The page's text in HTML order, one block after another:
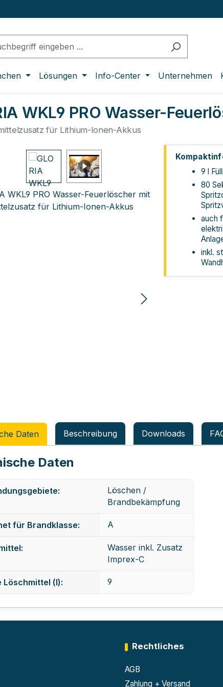
Lösungen Info-Center Unternehmen
WKL9 PRO Wasser-
für Lithium-Ionen-Akkus
überspringen
9 l
80
auch
inkl.
Daten Beschreibung Downloads
Daten
Löschen /
Brandbekämpfung
für Brandklasse: A
Wasser inkl. Zusatz
Imprex-C
Löschmittel (l): 9
Rechtliches
AGB
Zahlung + Versand